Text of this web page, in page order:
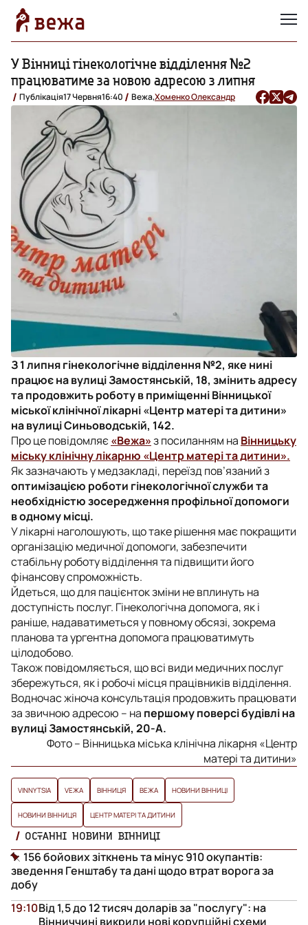
У Вінниці гінекологічне відділення №2
працюватиме за новою адресою з липня
Публікація17 Червня16:40 Вежа,Хоменко Олександр
З 1 липня гінекологічне відділення №2, яке нині
працює на вулиці Замостянській, 18, змінить адресу
та продовжить роботу в приміщенні Вінницької
міської клінічної лікарні «Центр матері та дитини»
на вулиці Синьоводській, 142.
Про це повідомляє«Вежа»з посиланням на Вінницьку
міську клінічну лікарню «Центр матері та дитини».
Як зазначають у медзакладі, переїзд пов’язаний з
оптимізацією роботи гінекологічної служби та
необхідністю зосередження профільної допомоги
в одному місці.
У лікарні наголошують, що таке рішення має покращити
організацію медичної допомоги, забезпечити
стабільну роботу відділення та підвищити його
фінансову спроможність.
Йдеться, що для пацієнток зміни не вплинуть на
доступність послуг. Гінекологічна допомога, як і
раніше, надаватиметься у повному обсязі, зокрема
планова та ургентна допомога працюватимуть
цілодобово.
Також повідомляється, що всі види медичних послуг
збережуться, як і робочі місця працівників відділення.
Водночас жіноча консультація продовжить працювати
за звичною адресою – на першому поверсі будівлі на
вулиці Замостянській, 20-А.
Фото – Вінницька міська клінічна лікарня «Центр
матері та дитини»
VINNYTSIA VЕЖА ВІННИЦЯ ВЕЖА НОВИНИ ВІННИЦІ
НОВИНИ ВІННИЦЯ ЦЕНТР МАТЕРІ ТА ДИТИНИ
ОСТАННІ НОВИНИ ВІННИЦІ
156 бойових зіткнень та мінус 910 окупантів:
зведення Генштабу та дані щодо втрат ворога за
добу
Від 1,5 до 12 тисяч доларів за "послугу": на
Вінниччині викрили нові корупційні схеми
19:10